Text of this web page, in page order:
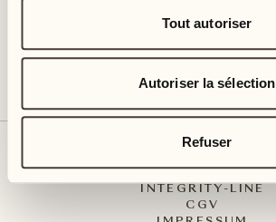
Tout autoriser
Autoriser la sélection
Refuser
PRESSE MEDIA
INTEGRITY-LINE
CGV